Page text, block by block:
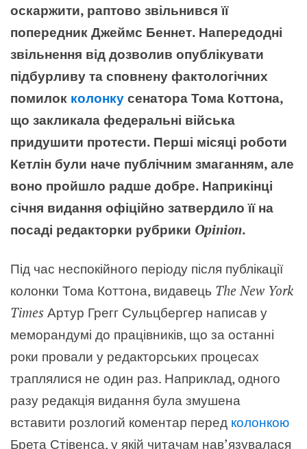
оскаржити, раптово звільнився її
попередник Джеймс Беннет. Напередодні
звільнення від дозволив опублікувати
підбурливу та сповнену фактологічних
помилок колонку сенатора Тома Коттона,
що закликала федеральні війська
придушити протести. Перші місяці роботи
Кетлін були наче публічним змаганням, але
воно пройшло радше добре. Наприкінці
січня видання офіційно затвердило її на
посаді редакторки рубрики Opinion.
Під час неспокійного періоду після публікації
колонки Тома Коттона, видавець The New York
Times Артур Грегг Сульцбергер написав у
меморандумі до працівників, що за останні
роки провали у редакторських процесах
траплялися не один раз. Наприклад, одного
разу редакція видання була змушена
вставити розлогий коментар перед колонкою
Брета Стівенса, у якій читачам нав’язувалася